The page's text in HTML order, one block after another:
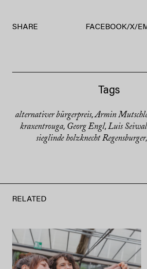
SHARE FACEBOOK/X/
Tags
alternativer bürgerpreis,Armin
kraxentrouga, Georg Engl, Luis
sieglinde holzknecht Regensburger,
RELATED